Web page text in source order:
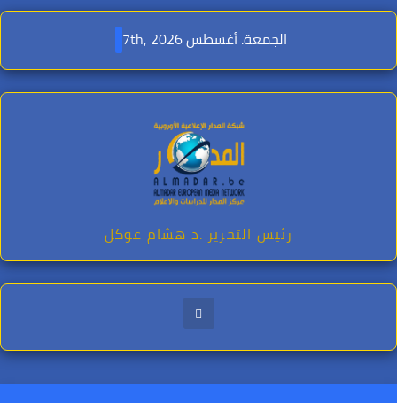
Skip
content
الجمعة. أغسطس 7th, 2026
رئيس التحرير .د هشام عوكل